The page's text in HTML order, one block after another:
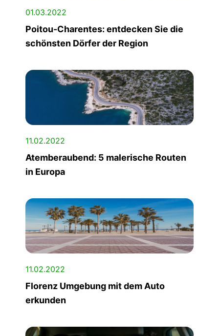
01.03.2022
Poitou-Charentes: entdecken Sie die
schönsten Dörfer der Region
11.02.2022
Atemberaubend: 5 malerische Routen
in Europa
11.02.2022
Florenz Umgebung mit dem Auto
erkunden